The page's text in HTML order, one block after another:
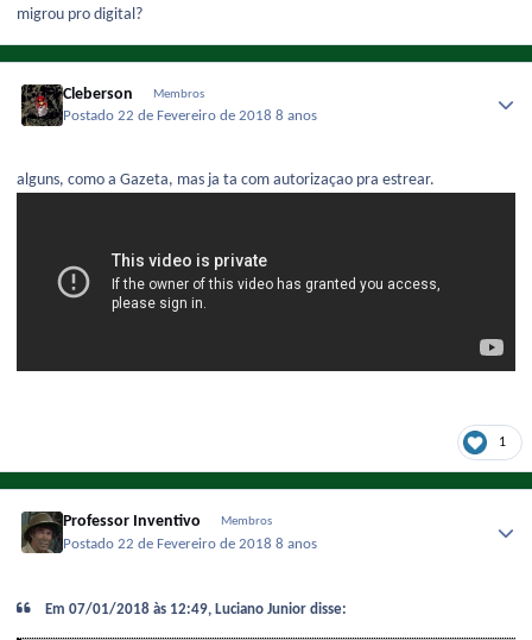
migrou pro digital?
Cleberson Membros
Postado22 de Fevereiro de 20188 anos
alguns, como a Gazeta, mas ja ta com autorizaçao pra estrear.
1
Professor Inventivo Membros
Postado22 de Fevereiro de 20188 anos
Em 07/01/2018 às 12:49, Luciano Junior disse: